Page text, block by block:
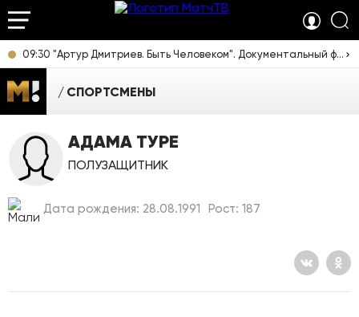
09:30 "Артур Дмитриев. Быть Человеком". Документальный фильм [12+]
СПОРТСМЕНЫ
АДАМА ТУРЕ
ПОЛУЗАЩИТНИК
Дата рождения: 28.08.1991 Рост: 187